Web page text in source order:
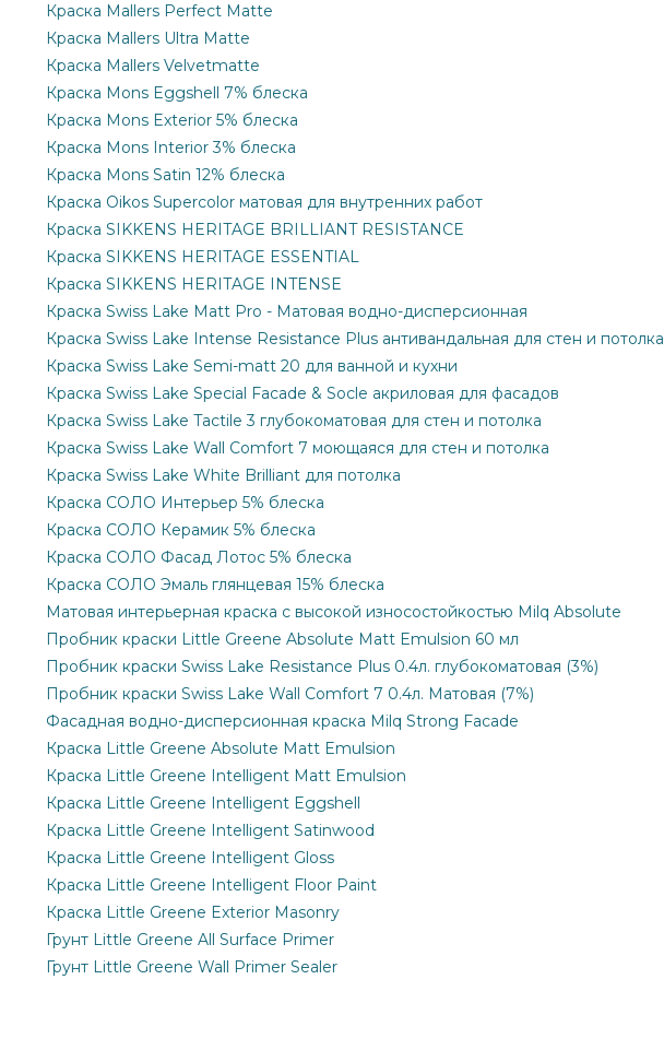
Краска Mallers Perfect Matte
Краска Mallers Ultra Matte
Краска Mallers Velvetmatte
Краска Mons Eggshell 7% блеска
Краска Mons Exterior 5% блеска
Краска Mons Interior 3% блеска
Краска Mons Satin 12% блеска
Краска Oikos Supercolor матовая для внутренних работ
Краска SIKKENS HERITAGE BRILLIANT RESISTANCE
Краска SIKKENS HERITAGE ESSENTIAL
Краска SIKKENS HERITAGE INTENSE
Краска Swiss Lake Matt Pro - Матовая водно-дисперсионная
Краска Swiss Lake Intense Resistance Plus антивандальная для стен и потолка
Краска Swiss Lake Semi-matt 20 для ванной и кухни
Краска Swiss Lake Special Facade & Socle акриловая для фасадов
Краска Swiss Lake Tactile 3 глубокоматовая для стен и потолка
Краска Swiss Lake Wall Comfort 7 моющаяся для стен и потолка
Краска Swiss Lake White Brilliant для потолка
Краска СОЛО Интерьер 5% блеска
Краска СОЛО Керамик 5% блеска
Краска СОЛО Фасад Лотос 5% блеска
Краска СОЛО Эмаль глянцевая 15% блеска
Матовая интерьерная краска с высокой износостойкостью Milq Absolute
Пробник краски Little Greene Absolute Matt Emulsion 60 мл
Пробник краски Swiss Lake Resistance Plus 0.4л. глубокоматовая (3%)
Пробник краски Swiss Lake Wall Comfort 7 0.4л. Матовая (7%)
Фасадная водно-дисперсионная краска Milq Strong Facade
Краска Little Greene Absolute Matt Emulsion
Краска Little Greene Intelligent Matt Emulsion
Краска Little Greene Intelligent Eggshell
Краска Little Greene Intelligent Satinwood
Краска Little Greene Intelligent Gloss
Краска Little Greene Intelligent Floor Paint
Краска Little Greene Exterior Masonry
Грунт Little Greene All Surface Primer
Грунт Little Greene Wall Primer Sealer